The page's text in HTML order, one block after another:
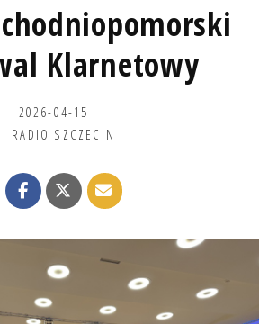
Klarnetowy
2026-04-15
RADIO SZCZECIN